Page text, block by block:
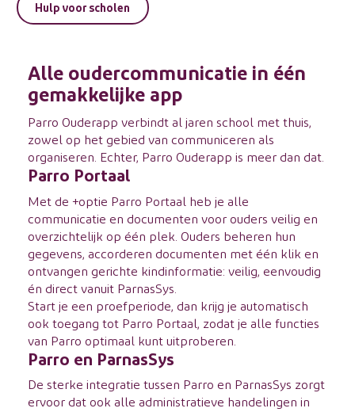
Hulp voor scholen
Alle oudercommunicatie in één
gemakkelijke app
Parro Ouderapp verbindt al jaren school met thuis,
zowel op het gebied van communiceren als
organiseren. Echter, Parro Ouderapp is meer dan dat.
Parro Portaal
Met de +optie Parro Portaal heb je alle
communicatie en documenten voor ouders veilig en
overzichtelijk op één plek. Ouders beheren hun
gegevens, accorderen documenten met één klik en
ontvangen gerichte kindinformatie: veilig, eenvoudig
én direct vanuit ParnasSys.
Start je een proefperiode , dan krijg je automatisch
ook toegang tot Parro Portaal, zodat je alle functies
van Parro optimaal kunt uitproberen.
Parro en ParnasSys
De sterke integratie tussen Parro en ParnasSys zorgt
ervoor dat ook alle administratieve handelingen in